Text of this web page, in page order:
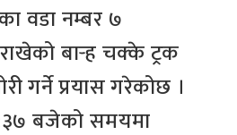
वडा नम्बर ७
बार्‍ह चक्के ट्रक
गर्ने प्रयास गरेकोछ ।
बजेको समयमा